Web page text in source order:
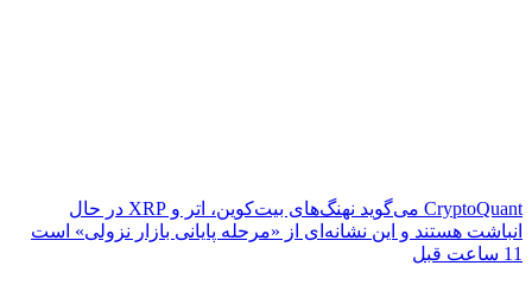
CryptoQuant می‌گوید نهنگ‌های بیت‌کوین، اتر و XRP در حال
انباشت هستند و این نشانه‌ای از «مرحله پایانی بازار نزولی» است
11 ساعت قبل